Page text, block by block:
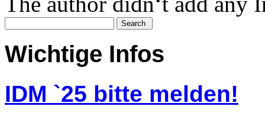
Wichtige Infos
IDM `25 bitte melden!